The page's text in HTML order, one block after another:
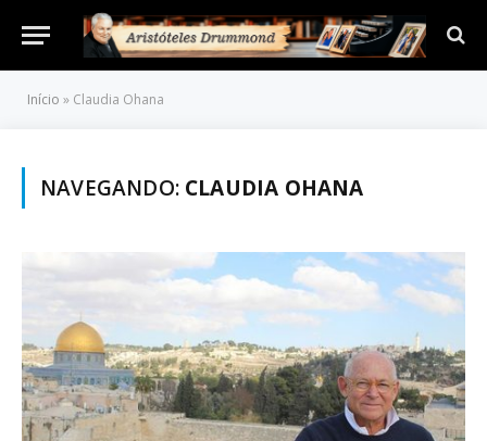
Início » Claudia Ohana
NAVEGANDO: CLAUDIA OHANA